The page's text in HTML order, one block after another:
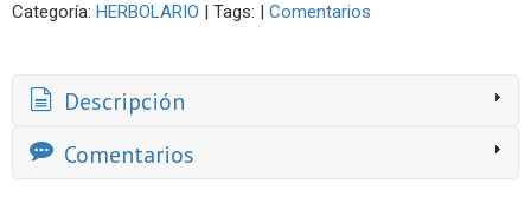
Categoría: HERBOLARIO | Tags: | Comentarios
Descripción
Comentarios